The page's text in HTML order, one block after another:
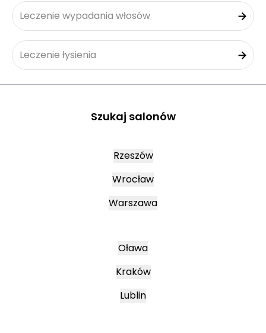
Leczenie wypadania włosów
Leczenie łysienia
Szukaj salonów
Rzeszów
Wrocław
Warszawa
Oława
Kraków
Lublin